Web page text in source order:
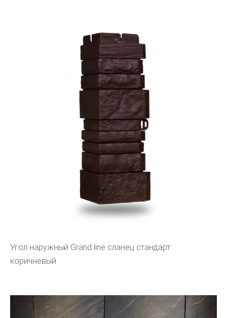
Угол наружный Grand line сланец стандарт
коричневый